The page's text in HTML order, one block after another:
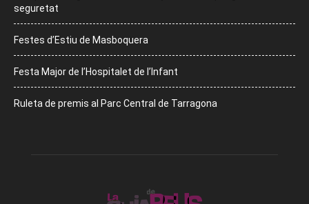
seguretat
Festes d’Estiu de Masboquera
Festa Major de l’Hospitalet de l’Infant
Ruleta de premis al Parc Central de Tarragona